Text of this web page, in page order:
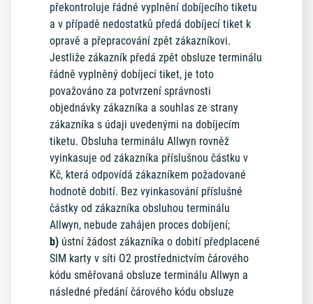
překontroluje řádné vyplnění dobíjecího tiketu
a v případě nedostatků předá dobíjecí tiket k
opravě a přepracování zpět zákazníkovi.
Jestliže zákazník předá zpět obsluze terminálu
řádně vyplněný dobíjecí tiket, je toto
považováno za potvrzení správnosti
objednávky zákazníka a souhlas ze strany
zákazníka s údaji uvedenými na dobíjecím
tiketu. Obsluha terminálu Allwyn rovněž
vyinkasuje od zákazníka příslušnou částku v
Kč, která odpovídá zákazníkem požadované
hodnotě dobití. Bez vyinkasování příslušné
částky od zákazníka obsluhou terminálu
Allwyn, nebude zahájen proces dobíjení;
b) ústní žádost zákazníka o dobití předplacené
SIM karty v síti O2 prostřednictvím čárového
kódu směřovaná obsluze terminálu Allwyn a
následné předání čárového kódu obsluze